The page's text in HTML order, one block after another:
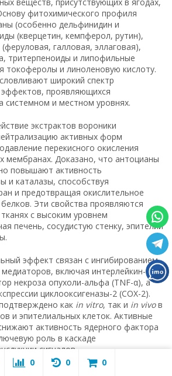
фитохимического профиля
(особенно дельфинидин и
(кверцетин, кемпферол, рутин),
галловая, эллаговая),
тритерпеноиды и липофильные
токоферолы и линоленовую кислоту.
широкий спектр
проявляющихся
системном и местном уровнях.
экстрактов вороники
активных форм
перекисного окисления
мембранах. Доказано, что антоцианы
повышают активность
и каталазы, способствуя
и предотвращая окислительное
Эти свойства проявляются
с высоким уровнем
печень, сосудистую стенку, эпителий
эффект связан с ингибированием
включая интерлейкин-1β,
некроза опухоли-альфа (TNF-α), а
циклооксигеназы-2 (COX-2).
как in vitro, так и in vivoв
и эпителиальных клеток. Активные
активность ядерного фактора
роль в каскаде
сигналов.
0 0 0